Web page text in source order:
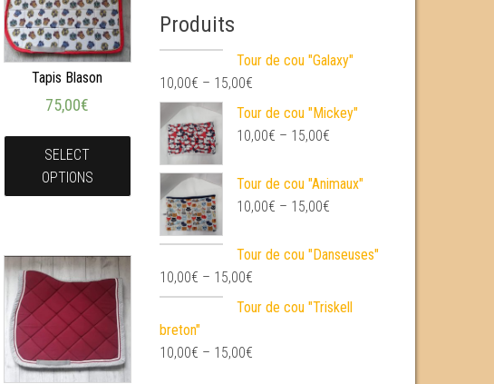
Tapis Blason
75,00€
SELECT
OPTIONS
Produits
Tour de cou "Galaxy"
10,00€ – 15,00€
Tour de cou "Mickey"
10,00€ – 15,00€
Tour de cou "Animaux"
10,00€ – 15,00€
Tour de cou "Danseuses"
10,00€ – 15,00€
Tour de cou "Triskell
breton"
10,00€ – 15,00€